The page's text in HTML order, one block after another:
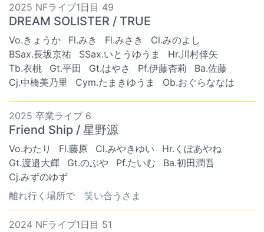
2025 NFライブ1日目 49
DREAM SOLISTER / TRUE
Vo.きょうか Fl.みき Fl.みさき
Cl.みのよし
BSax.長坂京祐
SSax.いとうゆうま
Hr.川村倖矢
Tb.衣桃
Gt.平田 Gt.はやさ Pf.伊藤杏莉
Ba.佐藤
Cj.中橋美乃里
Cym.たまきゆうま Ob.おぐらななは
2025 卒業ライブ 6
Friend Ship / 星野源
Vo.わたり Fl.藤原 Cl.みやきゆい
Hr.くぼあやね
Gt.渡邉大輝
Gt.のぶや Pf.たいむ
Ba.初田潤吾
Cj.みずのゆず
離れ行く場所で 笑い合うさま
2024 NFライブ1日目 51